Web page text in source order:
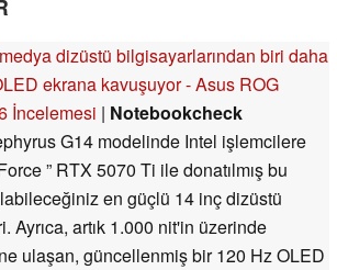
dizüstü bilgisayarlarından biri daha
ekrana kavuşuyor - Asus ROG
İncelemesi | Notebookcheck
G14 modelinde Intel işlemcilere
” RTX 5070 Ti ile donatılmış bu
en güçlü 14 inç dizüstü
Ayrıca, artık 1.000 nit'in üzerinde
ulaşan, güncellenmiş bir 120 Hz OLED